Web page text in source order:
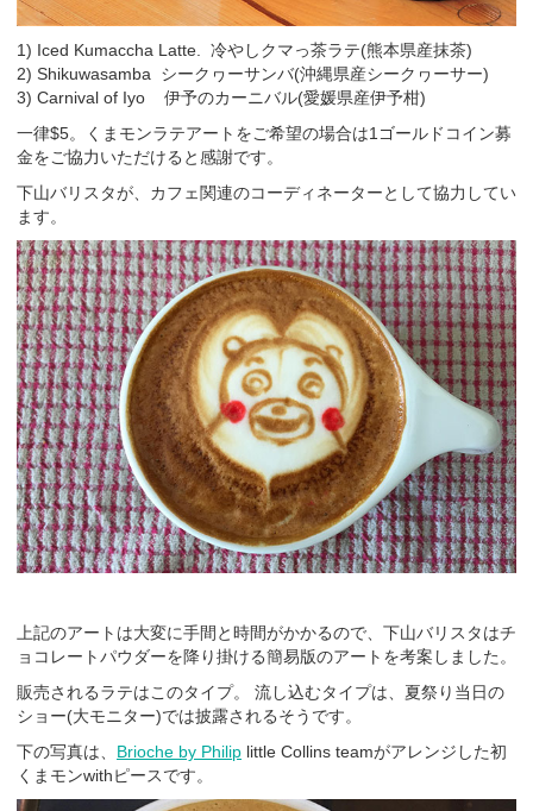
1) Iced Kumaccha Latte. 冷やしクマっ茶ラテ(熊本県産抹茶)
2) Shikuwasamba シークヮーサンバ(沖縄県産シークヮーサー)
3) Carnival of Iyo 伊予のカーニバル(愛媛県産伊予柑)
一律$5。くまモンラテアートをご希望の場合は1ゴールドコイン募
金をご協力いただけると感謝です。
下山バリスタが、カフェ関連のコーディネーターとして協力してい
ます。
上記のアートは大変に手間と時間がかかるので、下山バリスタはチ
ョコレートパウダーを降り掛ける簡易版のアートを考案しました。
販売されるラテはこのタイプ。 流し込むタイプは、夏祭り当日の
ショー(大モニター)では披露されるそうです。
下の写真は、 Brioche by Philip little Collins teamがアレンジした初
くまモンwithピースです。